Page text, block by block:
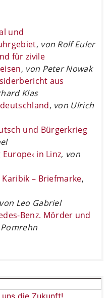
und
, von Rolf Euler
für zivile
, von Peter Nowak
aus
Klas
, von Ulrich
und Bürgerkrieg
in Linz, von
– Briefmarke,
von Leo Gabriel
Benz. Mörder und
die Zukunft!